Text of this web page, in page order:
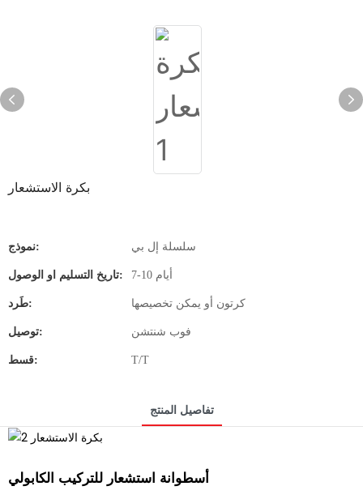
بكرة الاستشعار
نموذج: سلسلة إل بي
تاريخ التسليم او الوصول: 7-10 أيام
طَرد: كرتون أو يمكن تخصيصها
توصيل: فوب شنتشن
قسط: T/T
تفاصيل المنتج
أسطوانة استشعار للتركيب الكابولي